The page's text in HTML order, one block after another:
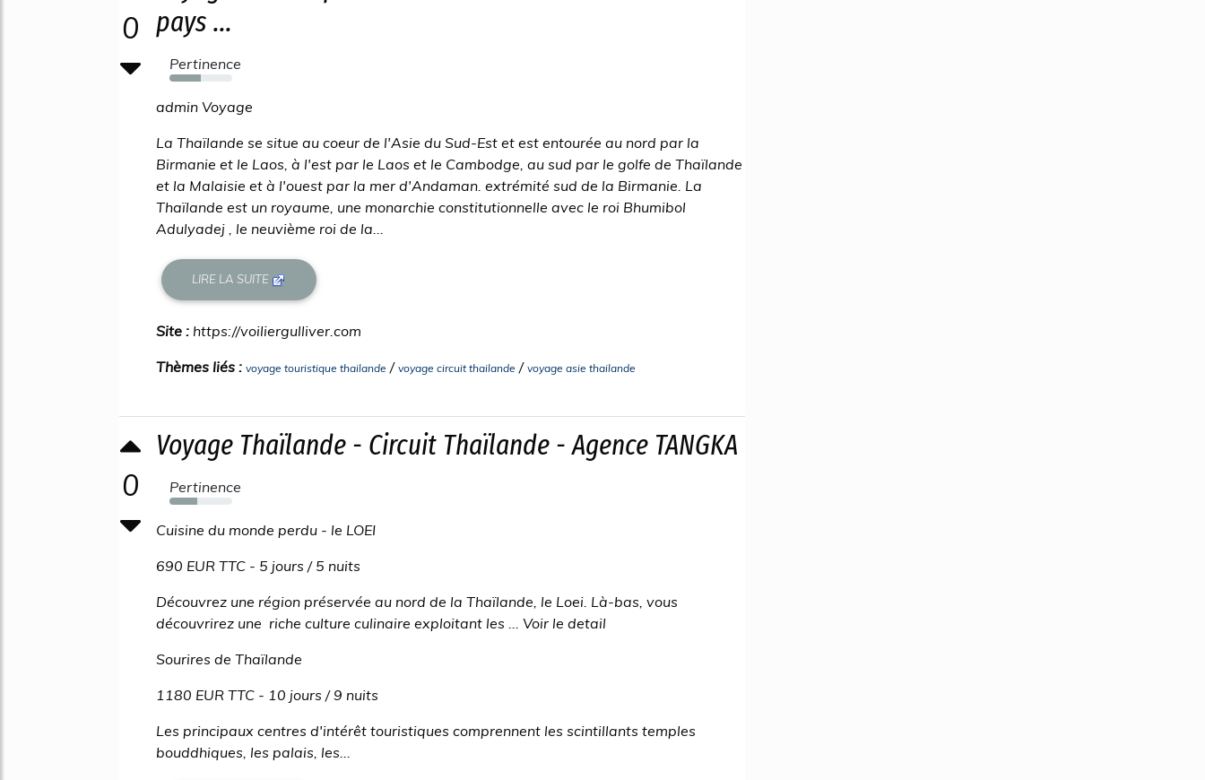
0 pays ...
Pertinence
50%
admin Voyage
La Thaïlande se situe au coeur de l'Asie du Sud-Est et est entourée au nord par la
Birmanie et le Laos, à l'est par le Laos et le Cambodge, au sud par le golfe de Thaïlande
et la Malaisie et à l'ouest par la mer d'Andaman. extrémité sud de la Birmanie. La
Thaïlande est un royaume, une monarchie constitutionnelle avec le roi Bhumibol
Adulyadej , le neuvième roi de la...
LIRE LA SUITE
Site : https://voiliergulliver.com
Thèmes liés : voyage touristique thailande / voyage circuit thailande / voyage asie thailande
0
Voyage Thaïlande - Circuit Thaïlande - Agence TANGKA
Pertinence
44%
Cuisine du monde perdu - le LOEI
690 EUR TTC - 5 jours / 5 nuits
Découvrez une région préservée au nord de la Thaïlande, le Loei. Là-bas, vous
découvrirez une riche culture culinaire exploitant les ... Voir le detail
Sourires de Thaïlande
1180 EUR TTC - 10 jours / 9 nuits
Les principaux centres d'intérêt touristiques comprennent les scintillants temples
bouddhiques, les palais, les...